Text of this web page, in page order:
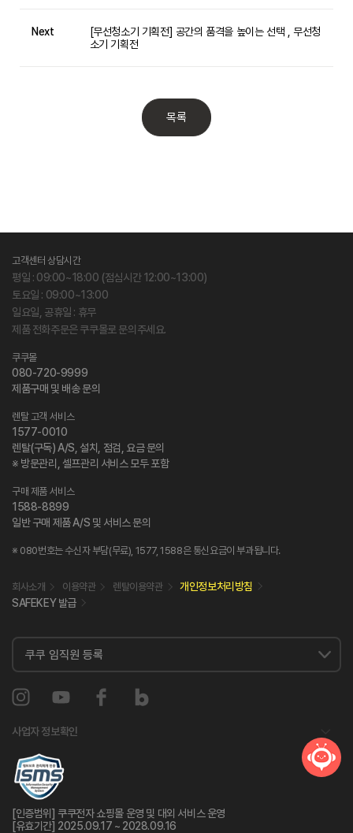
Next
[무선청소기 기획전] 공간의 품격을 높이는 선택 , 무선청
소기 기획전
목록
고객센터 상담시간
평일 : 09:00~18:00 (점심시간 12:00~13:00)
토요일 : 09:00~13:00
일요일, 공휴일 : 휴무
제품 전화주문은 쿠쿠몰로 문의주세요.
쿠쿠몰
080-720-9999
제품구매 및 배송 문의
렌탈 고객 서비스
1577-0010
렌탈(구독) A/S, 설치, 점검, 요금 문의
※ 방문관리, 셀프관리 서비스 모두 포함
구매 제품 서비스
1588-8899
일반 구매 제품 A/S 및 서비스 문의
※ 080번호는 수신자 부담(무료), 1577, 1588은 통신요금이 부과됩니다.
회사소개 이용약관 렌탈이용약관
개인정보처리방침
SAFEKEY 발급
사업자 정보확인
[인증범위] 쿠쿠전자 쇼핑몰 운영 및 대외 서비스 운영
[유효기간] 2025.09.17 ~ 2028.09.16